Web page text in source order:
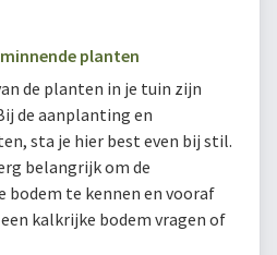
planten
de planten in je tuin zijn
de aanplanting en
sta je hier best even bij stil.
belangrijk om de
bodem te kennen en vooraf
kalkrijke bodem vragen of